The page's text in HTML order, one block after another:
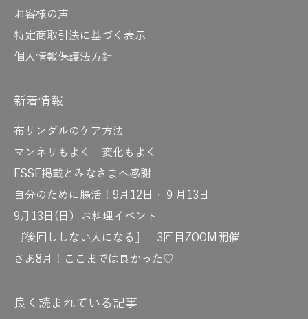
お客様の声
特定商取引法に基づく表示
個人情報保護法方針
新着情報
布サンダルのケア方法
マンネリもよく 変化もよく
ESSE掲載とみなさまへ感謝
自分のために腸活！9月12日・９月13日
9月13日(日）お料理イベント
『後回ししない人になる』 3回目ZOOM開催
さあ8月！ここまでは良かった♡
良く読まれている記事